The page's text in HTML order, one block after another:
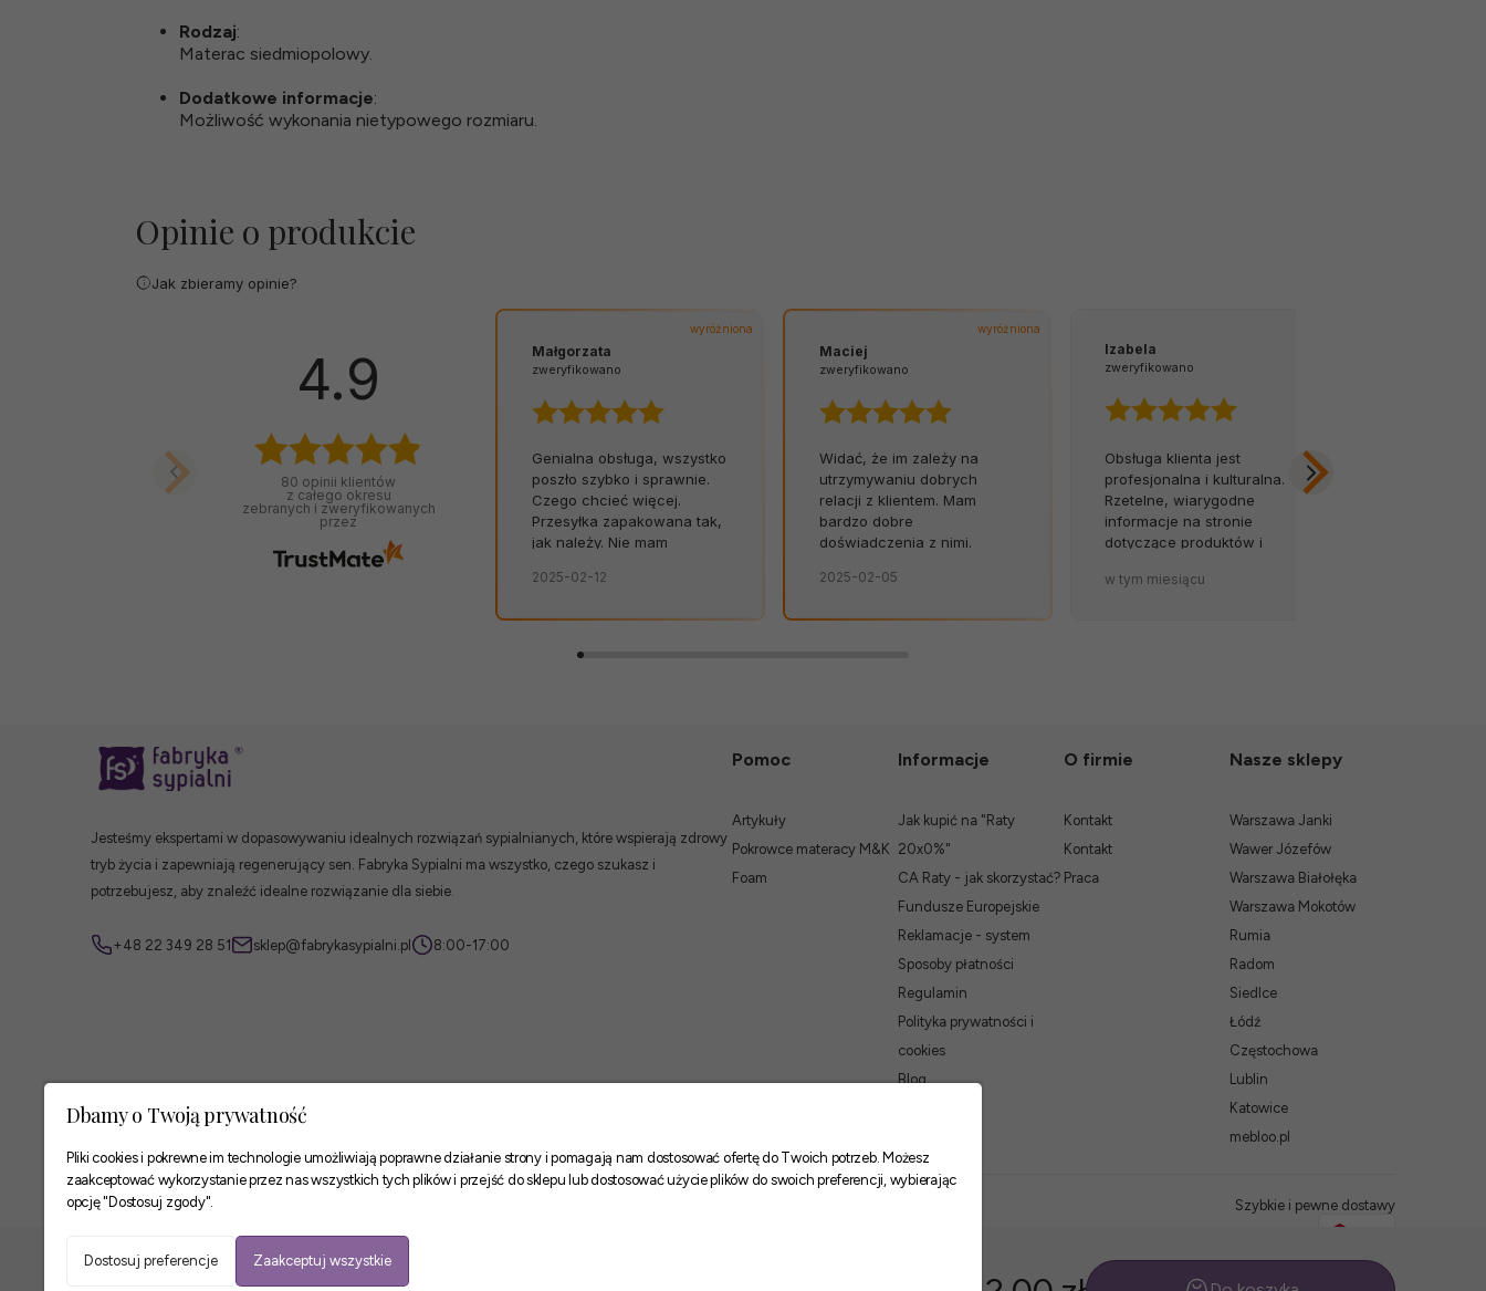
Podsumowanie:
Rozmiar materaca:
Rodzaj:
Materac siedmiopolowy.
Dodatkowe informacje:
Możliwość wykonania nietypowego rozmiaru.
Opinie o produkcie
Jak zbieramy opinie?
4.9
80 opinii klientów
z całego okresu
zebranych i zweryfikowanych
przez
wyróżniona
Małgorzata
zweryfikowano
Genialna obsługa, wszystko
poszło szybko i sprawnie.
Czego chcieć więcej.
Przesyłka zapakowana tak,
jak należy. Nie mam
obsługa. Od razu widać, że
Zamówienie dostarczone
na czas, bez zbędnych
2025-02-12
wyróżniona
Maciej
zweryfikowano
Widać, że im zależy na
utrzymywaniu dobrych
relacji z klientem. Mam
bardzo dobre
doświadczenia z nimi.
2025-02-05
Izabela
zweryfikowano
Obsługa klienta jest
profesjonalna i kulturalna.
Rzetelne, wiarygodne
informacje na stronie
dotyczące produktów i
atut sklepu. 💪🔥
w tym miesiącu
Jesteśmy ekspertami w dopasowywaniu idealnych rozwiązań sypialnianych, które wspierają zdrowy
tryb życia i zapewniają regenerujący sen. Fabryka Sypialni ma wszystko, czego szukasz i
potrzebujesz, aby znaleźć idealne rozwiązanie dla siebie.
+48 22 349 28 51 sklep@fabrykasypialni.pl 8:00-17:00
Pomoc
Artykuły
Pokrowce materacy M&K
Foam
Informacje
Jak kupić na "Raty
20x0%"
CA Raty - jak skorzystać?
Fundusze Europejskie
Reklamacje - system
Sposoby płatności
Regulamin
Polityka prywatności i
cookies
Blog
O firmie
Kontakt
Kontakt
Praca
Nasze sklepy
Warszawa Janki
Wawer Józefów
Warszawa Białołęka
Warszawa Mokotów
Rumia
Radom
Siedlce
Łódź
Częstochowa
Lublin
Katowice
mebloo.pl
Zaufane płatności Szybkie i pewne dostawy
Dbamy o Twoją prywatność
Pliki cookies i pokrewne im technologie umożliwiają poprawne działanie strony i pomagają nam dostosować ofertę do Twoich potrzeb. Możesz
zaakceptować wykorzystanie przez nas wszystkich tych plików i przejść do sklepu lub dostosować użycie plików do swoich preferencji, wybierając
opcję "Dostosuj zgody".
Dostosuj preferencje Zaakceptuj wszystkie